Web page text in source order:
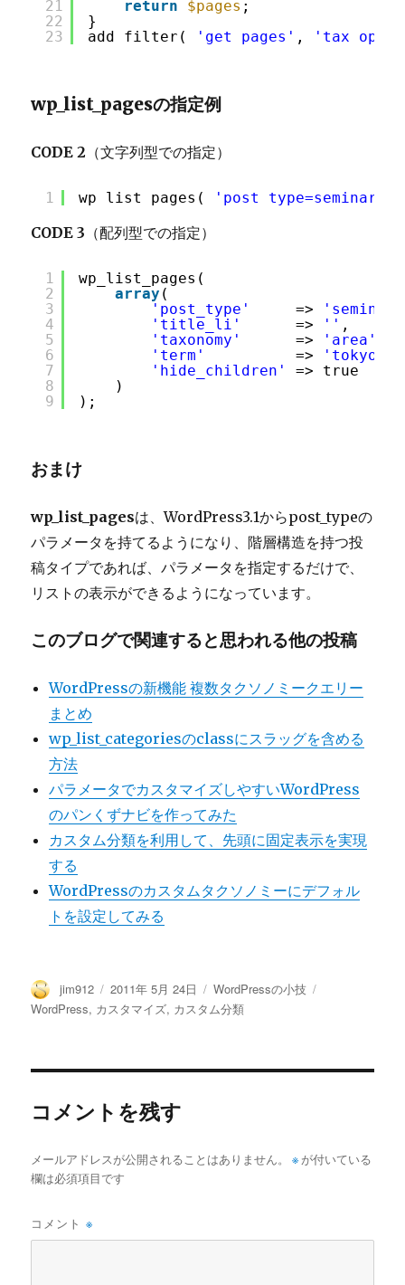
21
22
23
return
$pages ;
}
add_filter(
'get_pages' ,
wp_list_pagesの指定例
CODE 2 （文字列型での指定）
1 wp_list_pages(
CODE 3 （配列型での指定）
1
2
3
4
5
6
7
8
9
wp_list_pages(
array (
'post_type'
=> 'seminar'
'title_li'
=> '' ,
'taxonomy'
=> 'area'
'term'
=> 'tokyo'
'hide_children'
=> true
)
);
おまけ
wp_list_pagesは、WordPress3.1からpost_typeの
パラメータを持てるようになり、階層構造を持つ投
稿タイプであれば、パラメータを指定するだけで、
リストの表示ができるようになっています。
このブログで関連すると思われる他の投稿
WordPressの新機能 複数タクソノミークエリー
まとめ
wp_list_categoriesのclassにスラッグを含める
方法
パラメータでカスタマイズしやすいWordPress
のパンくずナビを作ってみた
カスタム分類を利用して、先頭に固定表示を実現
する
WordPressのカスタムタクソノミーにデフォル
トを設定してみる
投
稿
jim912
投
稿
2011年 5月 24日
カ
テ
WordPressの小技
WordPress, カスタマイズ, カスタム分類
コメントを残す
メールアドレスが公開されることはありません。 ※ が付いている
欄は必須項目です
コメント※